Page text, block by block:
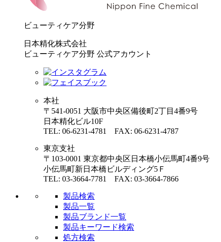
ビューティケア分野
日本精化株式会社
ビューティケア分野 公式アカウント
本社
〒541-0051 大阪市中央区備後町2丁目4番9号
日本精化ビル10F
TEL: 06-6231-4781 FAX: 06-6231-4787
東京支社
〒103-0001 東京都中央区日本橋小伝馬町4番9号
小伝馬町新日本橋ビルディング5Ｆ
TEL: 03-3664-7781 FAX: 03-3664-7866
製品検索
製品一覧
製品ブランド一覧
製品キーワード検索
処方検索